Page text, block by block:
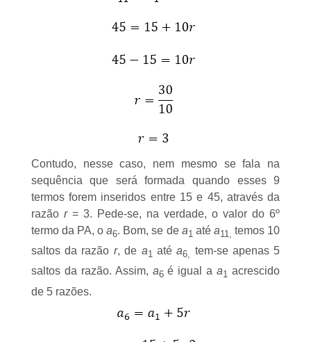
Contudo, nesse caso, nem mesmo se fala na
sequência que será formada quando esses 9
termos forem inseridos entre 15 e 45, através da
razão r = 3. Pede-se, na verdade, o valor do 6º
termo da PA, oa6. Bom, se de a1 até a11, temos 10
saltos da razão r, de a1 atéa6, tem-se apenas 5
saltos da razão. Assim, a6é igual aa1acrescido
de 5 razões.